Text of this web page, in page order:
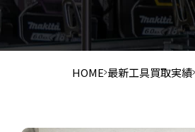
HOME 最新工具買取実績